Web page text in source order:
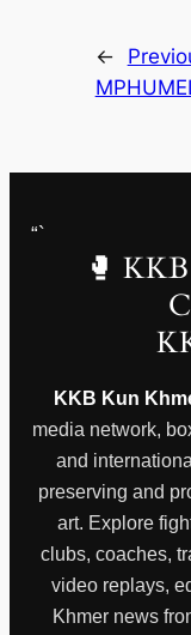
←
“`
🥊
KKB Kun
media network,
and
preserving and
art. Explore
clubs, coaches,
video replays,
Khmer news